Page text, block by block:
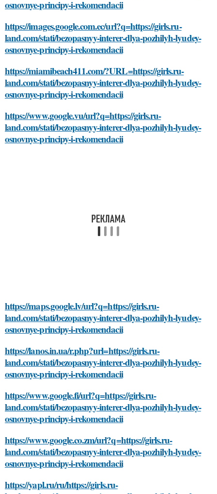
osnovnye-principy-i-rekomendacii
https://images.google.com.ec/url?q=https://girls.ru-
land.com/stati/bezopasnyy-interer-dlya-pozhilyh-lyudey-
osnovnye-principy-i-rekomendacii
https://miamibeach411.com/?URL=https://girls.ru-
land.com/stati/bezopasnyy-interer-dlya-pozhilyh-lyudey-
osnovnye-principy-i-rekomendacii
https://www.google.vu/url?q=https://girls.ru-
land.com/stati/bezopasnyy-interer-dlya-pozhilyh-lyudey-
osnovnye-principy-i-rekomendacii
https://maps.google.lv/url?q=https://girls.ru-
land.com/stati/bezopasnyy-interer-dlya-pozhilyh-lyudey-
osnovnye-principy-i-rekomendacii
https://lanos.in.ua/r.php?url=https://girls.ru-
land.com/stati/bezopasnyy-interer-dlya-pozhilyh-lyudey-
osnovnye-principy-i-rekomendacii
https://www.google.fi/url?q=https://girls.ru-
land.com/stati/bezopasnyy-interer-dlya-pozhilyh-lyudey-
osnovnye-principy-i-rekomendacii
https://www.google.co.zm/url?q=https://girls.ru-
land.com/stati/bezopasnyy-interer-dlya-pozhilyh-lyudey-
osnovnye-principy-i-rekomendacii
https://yapl.ru/ru/https://girls.ru-